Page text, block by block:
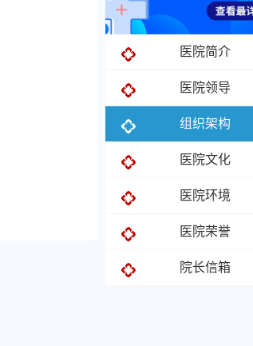
医院简介
医院领导
组织架构
医院文化
医院环境
医院荣誉
院长信箱